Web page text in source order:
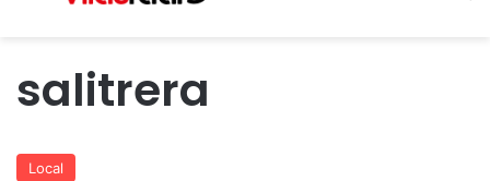
salitrera
Local